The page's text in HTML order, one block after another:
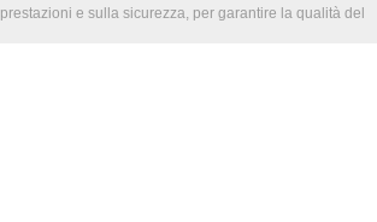
e sulla sicurezza, per garantire la qualità del